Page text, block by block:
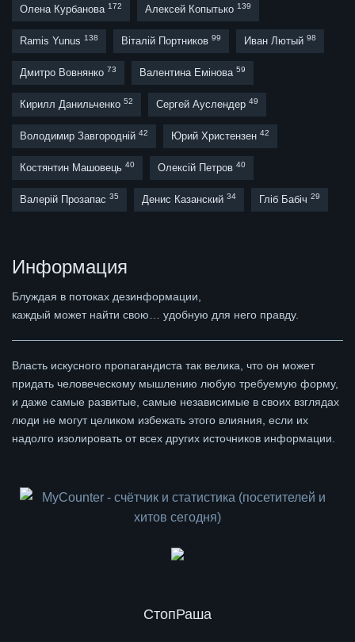
Олена Курбанова 172 Алексей Копытько 139
Ramis Yunus 138 Віталій Портников 99 Иван Лютый 98
Дмитро Вовнянко 73 Валентина Емінова 59
Кирилл Данильченко 52 Сергей Ауслендер 49
Володимир Завгородній 42 Юрий Христензен 42
Костянтин Машовець 40 Олексій Петров 40
Валерій Прозапас 35 Денис Казанский 34 Гліб Бабіч 29
Информация
Блуждая в потоках дезинформации,
каждый может найти свою… удобную для него правду.
Власть искусного пропагандиста так велика, что он может
придать человеческому мышлению любую требуемую форму,
и даже самые развитые, самые независимые в своих взглядах
люди не могут целиком избежать этого влияния, если их
надолго изолировать от всех других источников информации.
СтопРаша